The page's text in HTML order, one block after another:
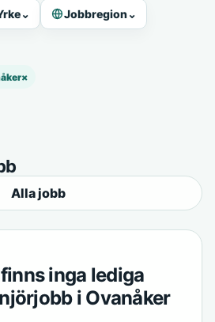
⌄ Jobbregion⌄
×
Alla jobb
inga lediga
i Ovanåker